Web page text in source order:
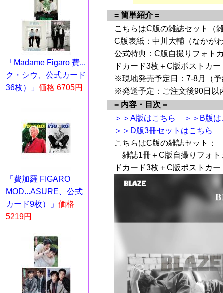
「Madame Figaro 費...
ク・シウ、公式カード
36枚）」 価格 6705円
「費加羅 FIGARO
MOD...ASURE、公式
カード9枚）」 価格
5219円
= 簡単紹介 =
こちらはC版の雑誌セット（
C版表紙：中川大輔（なかが
公式特典：C版自撮りフォト
ドカード3枚＋C版ポストカー
※現地発売予定日：7-8月（
※発送予定：ご注文後90日以
= 内容・目次 =
＞＞A版はこちら
＞＞B版
＞＞D版3冊セットはこちら
こちらはC版の雑誌セット：
雑誌1冊＋C版自撮りフォト
ドカード3枚＋C版ポストカー